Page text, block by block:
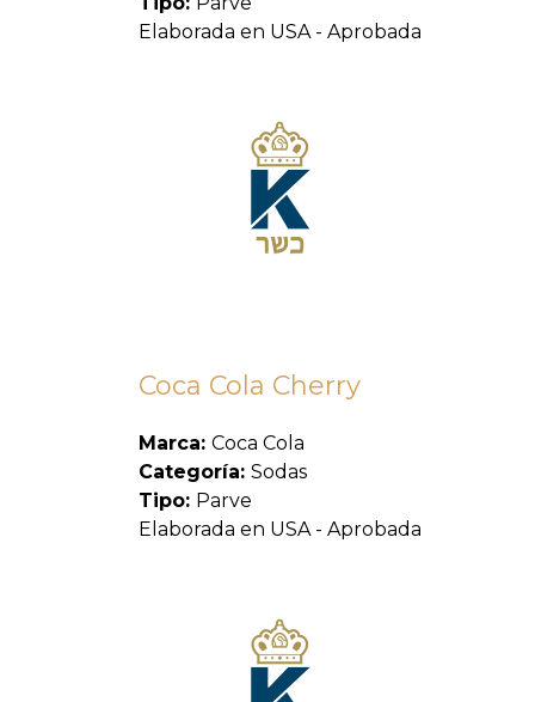
Elaborada en USA - Aprobada
Coca Cola Cherry
Marca: Coca Cola
Categoría: Sodas
Tipo: Parve
Elaborada en USA - Aprobada